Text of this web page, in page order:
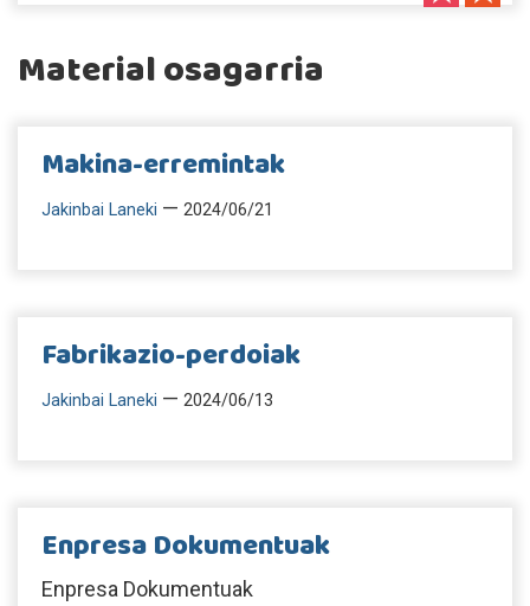
Material osagarria
Makina-erremintak
Jakinbai Laneki — 2024/06/21
Fabrikazio-perdoiak
Jakinbai Laneki — 2024/06/13
Enpresa Dokumentuak
Enpresa Dokumentuak